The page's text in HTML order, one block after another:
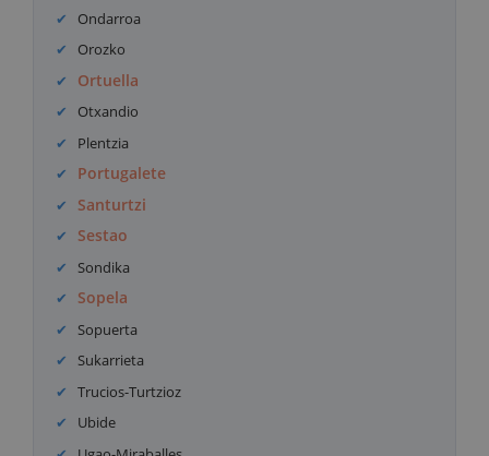
Ondarroa
Orozko
Ortuella
Otxandio
Plentzia
Portugalete
Santurtzi
Sestao
Sondika
Sopela
Sopuerta
Sukarrieta
Trucios-Turtzioz
Ubide